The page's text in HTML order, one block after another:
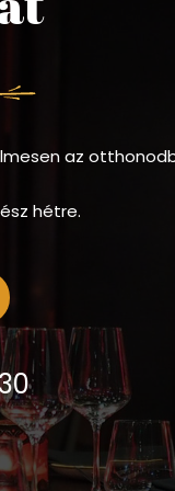
az
hétre.